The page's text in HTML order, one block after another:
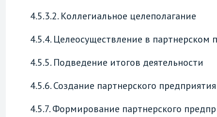
4.5.3.2. Коллегиальное целеполагание
4.5.4. Целеосуществление в партнерском
4.5.5. Подведение итогов деятельности
4.5.6. Создание партнерского предприятия
4.5.7. Формирование партнерского